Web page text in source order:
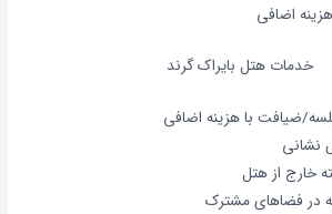
اضافی
ضیافت با هزینه اضافی
نشانی
خارج از هتل
در فضاهای مشترک